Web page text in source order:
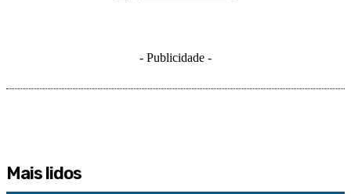
- Publicidade -
Mais lidos